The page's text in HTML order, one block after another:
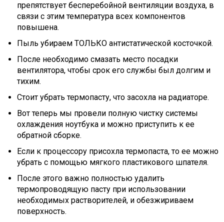
препятствует бесперебойной вентиляции воздуха, в
связи с этим температура всех компонентов
повышена.
Пыль убираем ТОЛЬКО антистатической косточкой.
После необходимо смазать место посадки
вентилятора, чтобы срок его службы был долгим и
тихим.
Стоит убрать термопасту, что засохла на радиаторе.
Вот теперь мы провели полную чистку системы
охлаждения ноутбука и можно приступить к ее
обратной сборке.
Если к процессору присохла термопаста, то ее можно
убрать с помощью мягкого пластикового шпателя.
После этого важно полностью удалить
термопроводящую пасту при использовании
необходимых растворителей, и обезжириваем
поверхность.